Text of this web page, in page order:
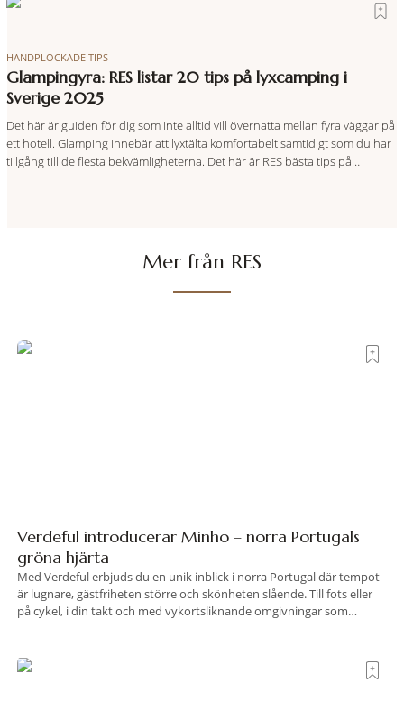
HANDPLOCKADE TIPS
Glampingyra: RES listar 20 tips på lyxcamping i
Sverige 2025
Det här är guiden för dig som inte alltid vill övernatta mellan fyra väggar på
ett hotell. Glamping innebär att lyxtälta komfortabelt samtidigt som du har
tillgång till de flesta bekvämligheterna. Det här är RES bästa tips på
Mer från RES
Verdeful introducerar Minho – norra Portugals
gröna hjärta
Med Verdeful erbjuds du en unik inblick i norra Portugal där tempot
är lugnare, gästfriheten större och skönheten slående. Till fots eller
på cykel, i din takt och med vykortsliknande omgivningar som
travel när det